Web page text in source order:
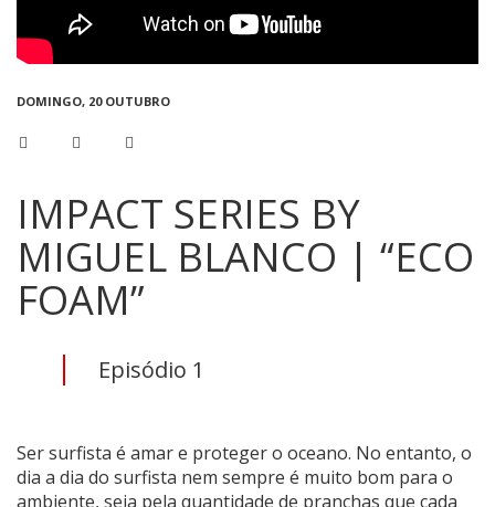
DOMINGO, 20 OUTUBRO
IMPACT SERIES BY
MIGUEL BLANCO | “ECO
FOAM”
Episódio 1
Ser surfista é amar e proteger o oceano. No entanto, o
dia a dia do surfista nem sempre é muito bom para o
ambiente, seja pela quantidade de pranchas que cada